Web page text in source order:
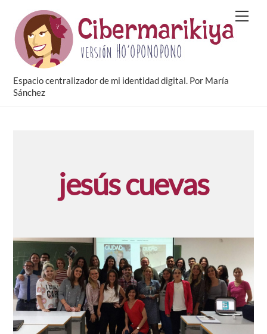
content
Espacio centralizador de mi identidad digital. Por María
Sánchez
jesús cuevas